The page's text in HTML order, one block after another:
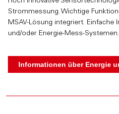
Strommessung. Wichtige
MSAV-Lösung integriert.
und/oder Energie-Mess-Systemen.